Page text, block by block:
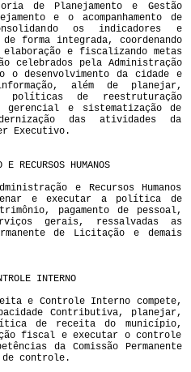
de Planejamento e Gestão
e o acompanhamento de
os indicadores e
forma integrada, coordenando
e fiscalizando metas
celebrados pela Administração
o desenvolvimento da cidade e
além de planejar,
políticas de reestruturação
e sistematização de
das atividades da
Executivo.
RECURSOS HUMANOS
e Recursos Humanos
e executar a política de
pagamento de pessoal,
gerais, ressalvadas as
de Licitação e demais
INTERNO
e Controle Interno compete,
Contributiva, planejar,
de receita do município,
fiscal e executar o controle
da Comissão Permanente
de controle.